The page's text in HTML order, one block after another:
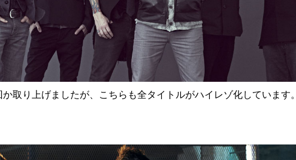
取り上げましたが、こちらも全タイトルがハイレゾ化しています。